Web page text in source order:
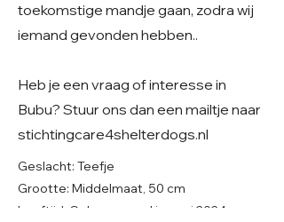
toekomstige mandje gaan, zodra wij
iemand gevonden hebben..
Heb je een vraag of interesse in
Bubu? Stuur ons dan een mailtje naar
stichtingcare4shelterdogs.nl
Geslacht: Teefje
Grootte: Middelmaat, 50 cm
Leeftijd: Geboren rond januari 2024